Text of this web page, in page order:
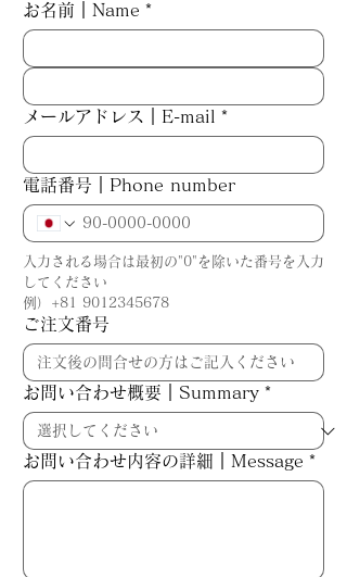
お名前｜Name *
メールアドレス｜E-mail *
電話番号｜Phone number
入力される場合は最初の"0"を除いた番号を入力
してください
例）+81 9012345678
ご注文番号
お問い合わせ概要｜Summary *
お問い合わせ内容の詳細｜Message *